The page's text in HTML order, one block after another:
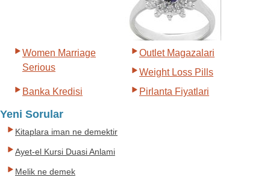
Women Marriage
Serious
Outlet Magazalari
Weight Loss Pills
Banka Kredisi
Pirlanta Fiyatlari
Yeni Sorular
Kitaplara iman ne demektir
Ayet-el Kursi Duasi Anlami
Melik ne demek